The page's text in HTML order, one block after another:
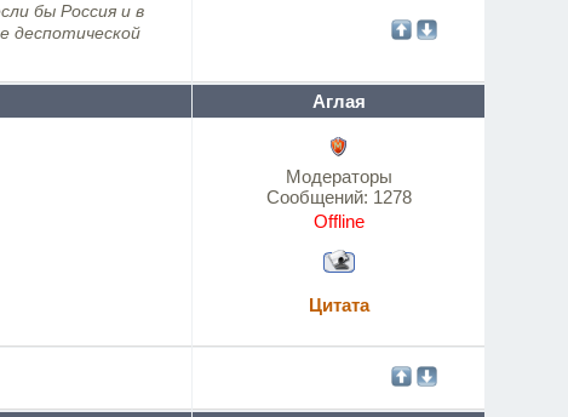
бы Россия и в
деспотической
Аглая
Модераторы
Сообщений: 1278
Offline
Цитата